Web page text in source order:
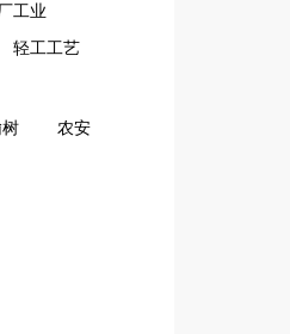
工业
轻工工艺
农安